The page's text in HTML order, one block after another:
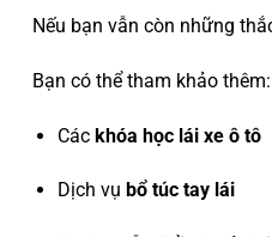
Nếu bạn vẫn còn những
Bạn có thể tham khảo thêm:
Các khóa học lái xe ô tô
Dịch vụ bổ túc tay lái